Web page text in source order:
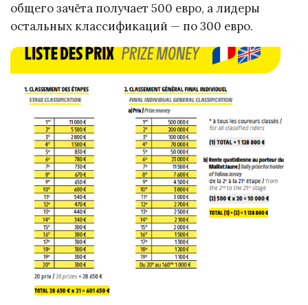
общего зачёта получает 500 евро, а лидеры
остальных классификаций — по 300 евро.